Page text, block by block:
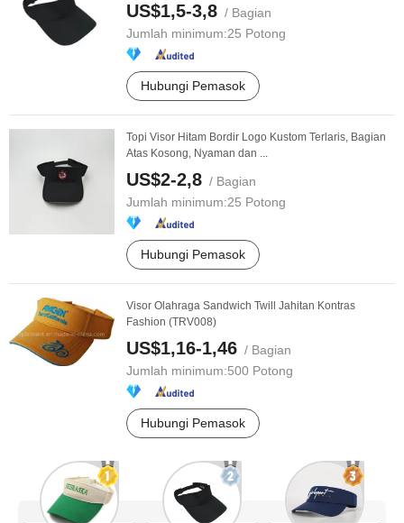
US$1,5-3,8 / Bagian
Jumlah minimum:25 Potong
Hubungi Pemasok
Topi Visor Hitam Bordir Logo Kustom Terlaris, Bagian
Atas Kosong, Nyaman dan ...
US$2-2,8 / Bagian
Jumlah minimum:25 Potong
Hubungi Pemasok
Visor Olahraga Sandwich Twill Jahitan Kontras
Fashion (TRV008)
US$1,16-1,46 / Bagian
Jumlah minimum:500 Potong
Hubungi Pemasok